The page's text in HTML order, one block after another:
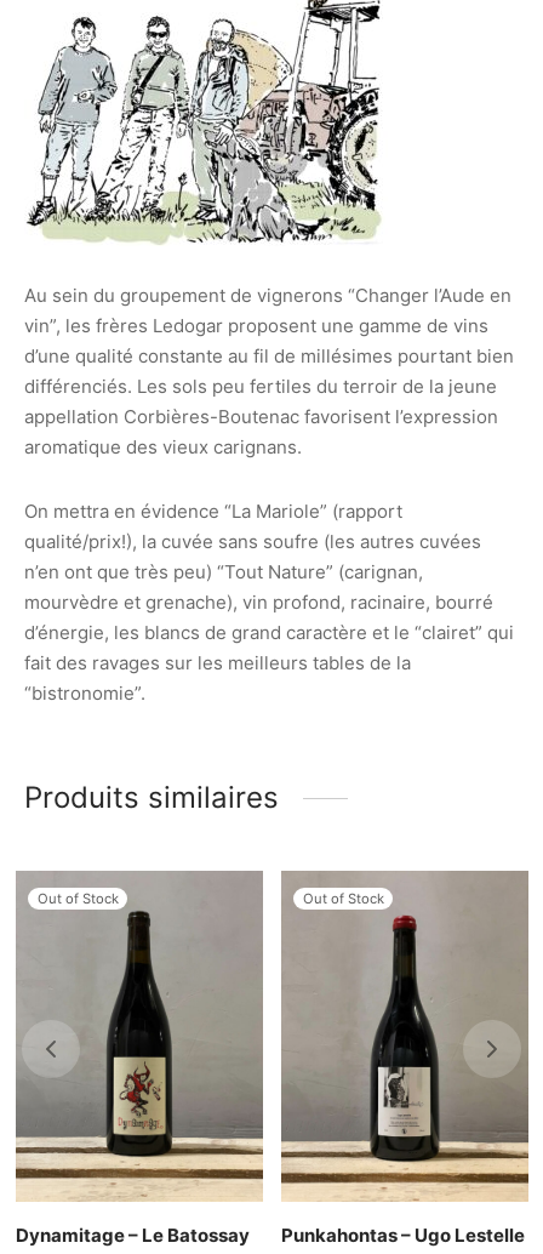
Au sein du groupement de vignerons “Changer l’Aude en
vin”, les frères Ledogar proposent une gamme de vins
d’une qualité constante au fil de millésimes pourtant bien
différenciés. Les sols peu fertiles du terroir de la jeune
appellation Corbières-Boutenac favorisent l’expression
aromatique des vieux carignans.
On mettra en évidence “La Mariole” (rapport
qualité/prix!), la cuvée sans soufre (les autres cuvées
n’en ont que très peu) “Tout Nature” (carignan,
mourvèdre et grenache), vin profond, racinaire, bourré
d’énergie, les blancs de grand caractère et le “clairet” qui
fait des ravages sur les meilleurs tables de la
“bistronomie”.
Produits similaires
Out of Stock
Dynamitage – Le Batossay
Out of Stock
Punkahontas – Ugo Lestelle